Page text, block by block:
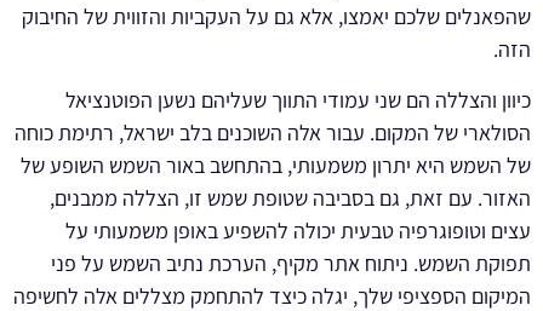
שהפאנלים שלכם יאמצו, אלא גם על העקביות והזווית של החיבוק
הזה.
כיוון והצללה הם שני עמודי התווך שעליהם נשען הפוטנציאל
הסולארי של המקום. עבור אלה השוכנים בלב ישראל, רתימת כוחה
של השמש היא יתרון משמעותי, בהתחשב באור השמש השופע של
האזור. עם זאת, גם בסביבה שטופת שמש זו, הצללה ממבנים,
עצים וטופוגרפיה טבעית יכולה להשפיע באופן משמעותי על
תפוקת השמש. ניתוח אתר מקיף, הערכת נתיב השמש על פני
המיקום הספציפי שלך, יגלה כיצד להתחמק מצללים אלה לחשיפה